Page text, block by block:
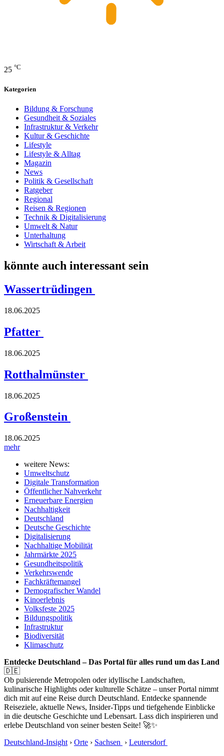
25 °C
Kategorien
Bildung & Forschung
Gesundheit & Soziales
Infrastruktur & Verkehr
Kultur & Geschichte
Lifestyle
Lifestyle & Alltag
Magazin
News
Politik & Gesellschaft
Ratgeber
Regional
Reisen & Regionen
Technik & Digitalisierung
Umwelt & Natur
Unterhaltung
Wirtschaft & Arbeit
könnte auch interessant sein
Wassertrüdingen
18.06.2025
Pfatter
18.06.2025
Rotthalmünster
18.06.2025
Großenstein
18.06.2025
mehr
weitere News:
Umweltschutz
Digitale Transformation
Öffentlicher Nahverkehr
Erneuerbare Energien
Nachhaltigkeit
Deutschland
Deutsche Geschichte
Digitalisierung
Nachhaltige Mobilität
Jahrmärkte 2025
Gesundheitspolitik
Verkehrswende
Fachkräftemangel
Demografischer Wandel
Kinoerlebnis
Volksfeste 2025
Bildungspolitik
Infrastruktur
Biodiversität
Klimaschutz
Entdecke Deutschland – Das Portal für alles rund um das Land
🇩🇪
Ob pulsierende Metropolen oder idyllische Landschaften,
kulinarische Highlights oder kulturelle Schätze – unser Portal nimmt
dich mit auf eine Reise durch Deutschland. Entdecke spannende
Reiseziele, aktuelle News, Insider-Tipps und tiefgehende Einblicke
in die deutsche Geschichte und Lebensart. Lass dich inspirieren und
erlebe Deutschland von seiner besten Seite! 🚀✨
Deutschland-Insight › Orte › Sachsen › Leutersdorf